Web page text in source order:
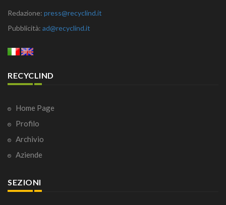
Redazione: press@recyclind.it
Pubblicità: ad@recyclind.it
RECYCLIND
Home Page
Profilo
Archivio
Aziende
SEZIONI